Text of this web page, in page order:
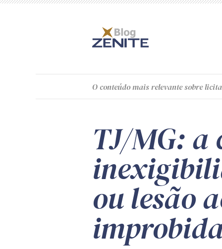
O conteúdomais relevante sobre
TJ/MG:
ou lesão